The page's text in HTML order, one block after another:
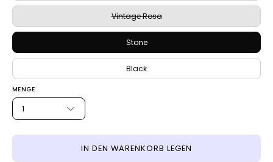
Vintage Rosa
Stone
Black
MENGE
1
IN DEN WARENKORB LEGEN